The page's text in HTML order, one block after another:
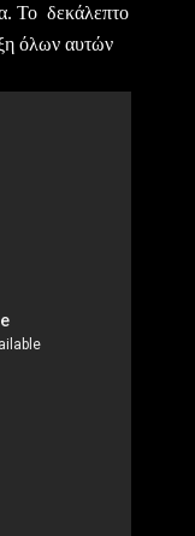
Το δεκάλεπτο
όλων αυτών